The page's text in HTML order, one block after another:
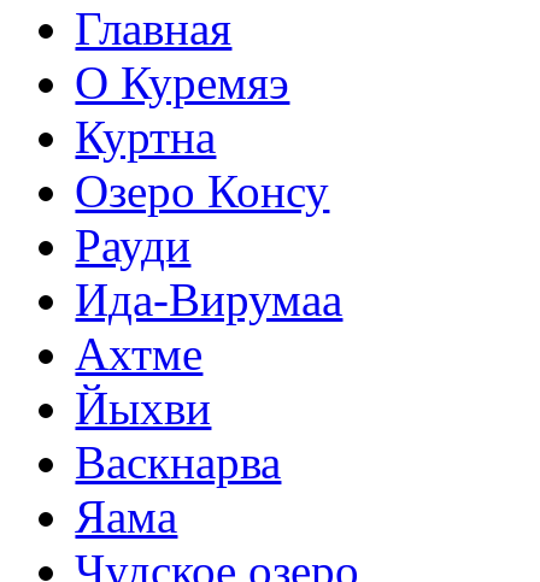
Главная
О Куремяэ
Куртна
Озеро Консу
Рауди
Ида-Вирумаа
Ахтме
Йыхви
Васкнарва
Яама
Чудское озеро